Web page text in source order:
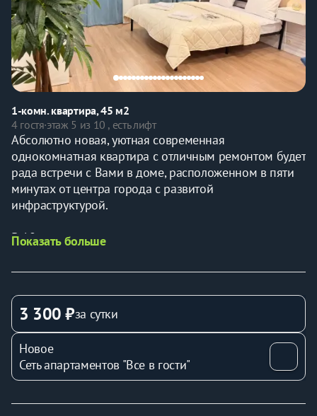
1-комн. квартира, 45 м2
4 гостя·этаж 5 из 10 , есть лифт
Абсолютно новая, уютная современная
однокомнатная квартира с отличным ремонтом будет
рада встречи с Вами в доме, расположенном в пяти
минутах от центра города с развитой
инфраструктурой.
В 10 минутах шаговой доступности располагаются
Политехнический университет, рынок, остановка
В квартире имеется все необходимое:
- WiFi + ТВ Smart;
- фен, утюг, гладильная доска;
- стиральная машина, порошок;
- газовая варочная поверхность;
Показать больше
3 300 ₽за сутки
Новое
Сеть апартаментов "Все в гости"